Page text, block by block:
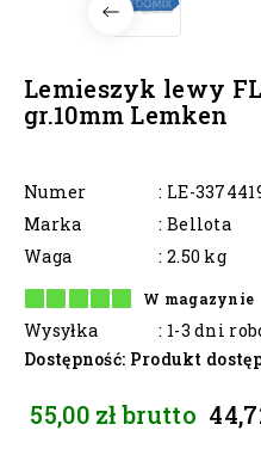
Lemieszyk lewy
gr.10mm Lemken
Numer
: LE-
Marka
: Bellota
Waga
: 2.50 kg
W magazynie
Wysyłka
: 1-3 dni
Dostępność: Produkt
55,00 zł brutto